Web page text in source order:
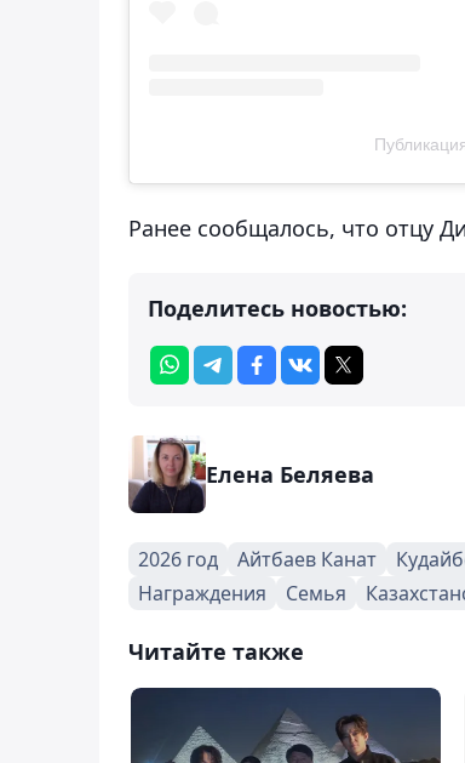
Ранее сообщалось, что отцу
Поделитесь новостью:
Елена Беляева
2026 год Айтбаев Канат
Награждения
Семья
Читайте также